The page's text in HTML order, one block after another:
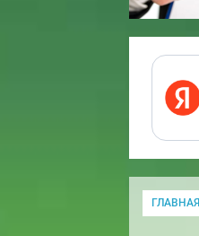
ГЛАВНАЯ